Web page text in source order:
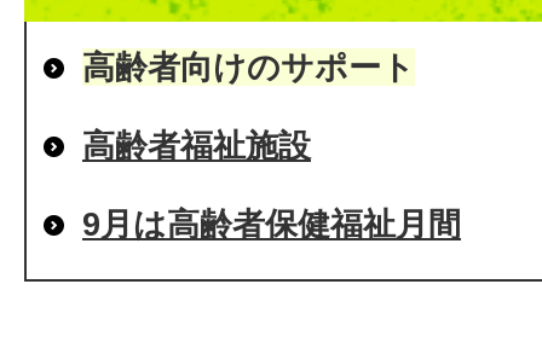
高齢者向けのサポート
高齢者福祉施設
9月は高齢者保健福祉月間